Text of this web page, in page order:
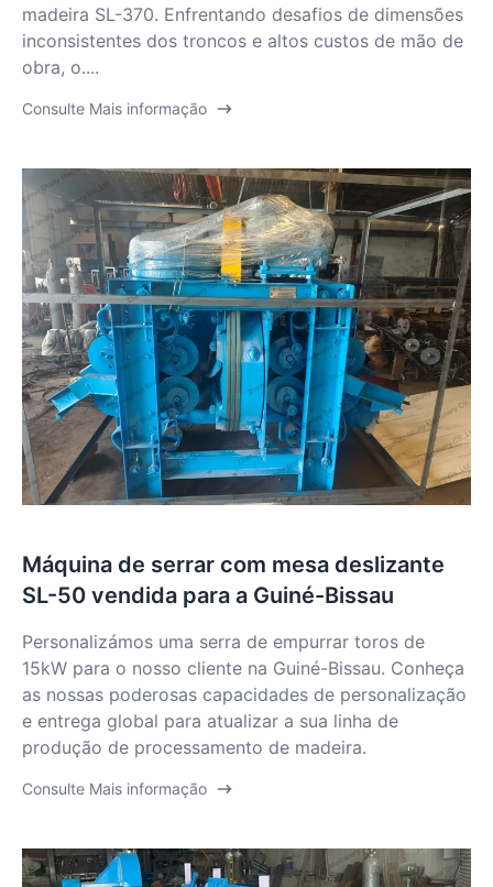
madeira SL-370. Enfrentando desafios de dimensões
inconsistentes dos troncos e altos custos de mão de
obra, o....
Consulte Mais informação
Máquina de serrar com mesa deslizante
SL-50 vendida para a Guiné-Bissau
Personalizámos uma serra de empurrar toros de
15kW para o nosso cliente na Guiné-Bissau. Conheça
as nossas poderosas capacidades de personalização
e entrega global para atualizar a sua linha de
produção de processamento de madeira.
Consulte Mais informação